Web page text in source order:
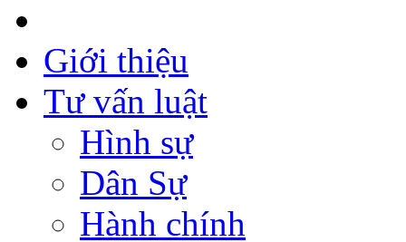
Giới thiệu
Tư vấn luật
Hình sự
Dân Sự
Hành chính